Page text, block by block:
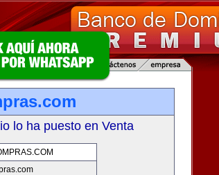
lo ha puesto en Venta